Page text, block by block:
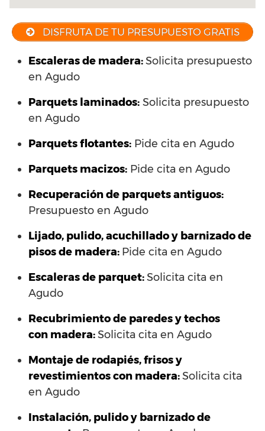
DISFRUTA DE TU PRESUPUESTO GRATIS
Escaleras de madera:Solicita presupuesto
en Agudo
Parquets laminados: Solicita presupuesto
en Agudo
Parquets flotantes: Pide cita en Agudo
Parquets macizos: Pide cita en Agudo
Recuperación de parquets antiguos:
Presupuesto en Agudo
Lijado, pulido, acuchillado y barnizado de
pisos de madera: Pide cita en Agudo
Escaleras de parquet:Solicita cita en
Agudo
Recubrimiento de paredes y techos
con madera:Solicita cita en Agudo
Montaje de rodapiés, frisos y
revestimientos con madera:Solicita cita
en Agudo
Instalación, pulido y barnizado de